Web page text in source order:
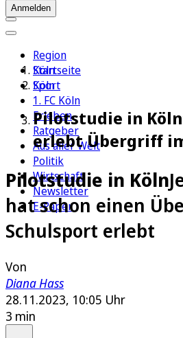
Anmelden
Region
Köln
Sport
1. FC Köln
Erleben
Ratgeber
Aus aller Welt
Politik
Wirtschaft
Newsletter
E-Paper
Startseite
Köln
Pilotstudie in
erlebt Übergriff
Pilotstudie in Köln
hat schon einen
Schulsport erlebt
Von
Diana Hass
28.11.2023, 10:05 Uhr
3 min